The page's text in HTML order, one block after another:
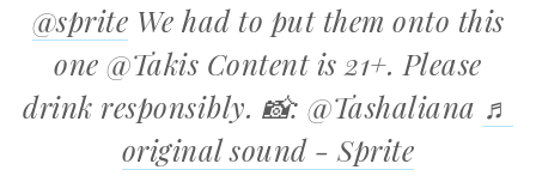
@sprite We had to put them onto this
one @Takis Content is 21+. Please
drink responsibly. 📸: @Tashaliana ♬
original sound - Sprite